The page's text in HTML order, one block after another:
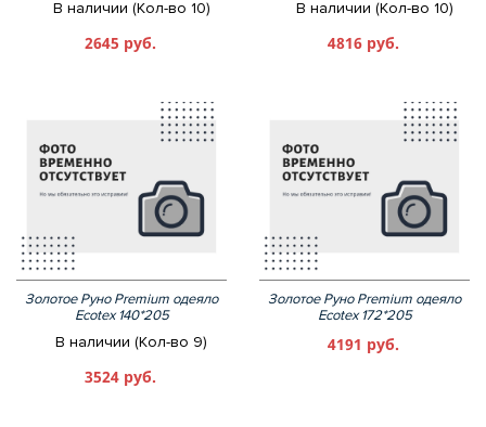
В наличии (Кол-во 10)
2645 руб.
В наличии (Кол-во 10)
4816 руб.
Золотое Руно Premium одеяло
Ecotex 140*205
В наличии (Кол-во 9)
3524 руб.
Золотое Руно Premium одеяло
Ecotex 172*205
4191 руб.